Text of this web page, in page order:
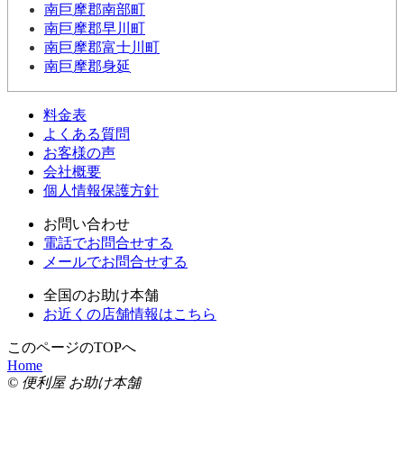
南巨摩郡南部町
南巨摩郡早川町
南巨摩郡富士川町
南巨摩郡身延
料金表
よくある質問
お客様の声
会社概要
個人情報保護方針
お問い合わせ
電話でお問合せする
メールでお問合せする
全国のお助け本舗
お近くの店舗情報はこちら
このページのTOPへ
Home
© 便利屋 お助け本舗